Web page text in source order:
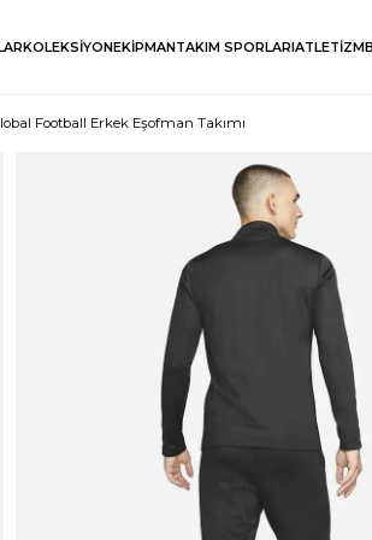
KOLEKSİYONEKİPMANTAKIM SPORLARIATLETİZM
Football Erkek Eşofman Takımı